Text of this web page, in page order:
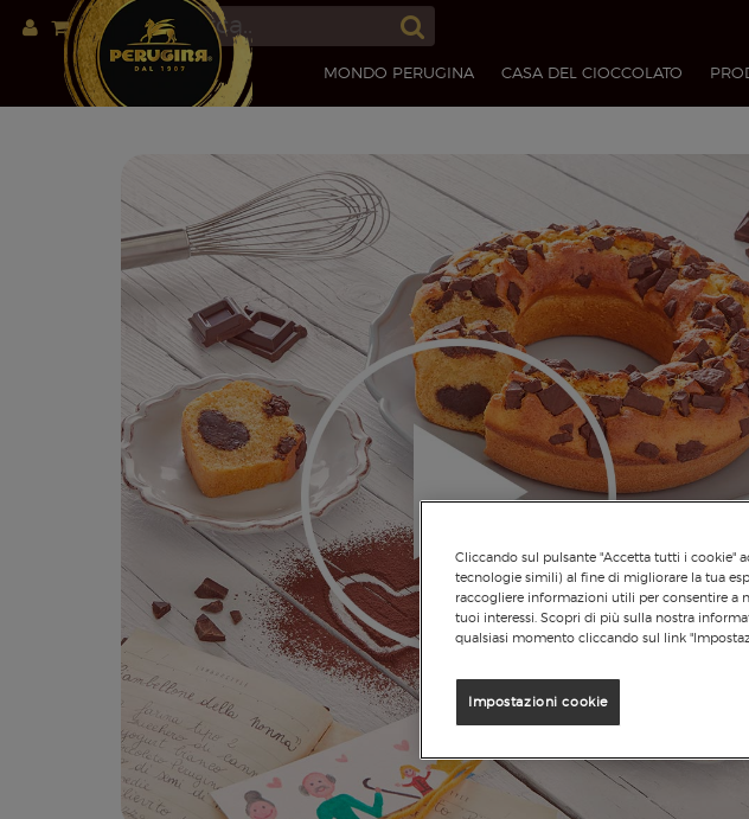
MONDO PERUGINA CASA DEL CIOCCOLATO
Cliccando sul pulsante "Accetta tutti i cookie"
tecnologie simili) al fine di migliorare la tua
raccogliere informazioni utili per consentire a
tuoi interessi. Scopri di più sulla nostra
qualsiasi momento cliccando sul link
Impostazioni cookie